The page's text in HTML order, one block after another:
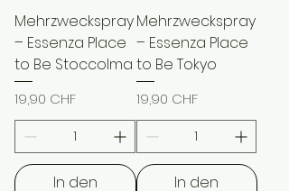
Mehrzweckspray
– Essenza Place
to Be Stoccolma
Preis
19,90 CHF
In den
Mehrzweckspray
– Essenza Place
to Be Tokyo
Preis
19,90 CHF
In den